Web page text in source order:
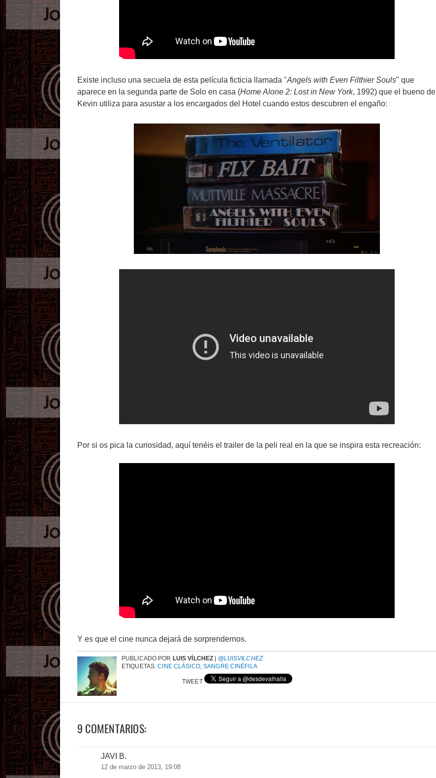
Existe incluso una secuela de esta película ficticia llamada "Angels with Even Filthier Souls" que
aparece en la segunda parte de Solo en casa (Home Alone 2: Lost in New York, 1992) que el bueno de
Kevin utiliza para asustar a los encargados del Hotel cuando estos descubren el engaño:
Por si os pica la curiosidad, aquí tenéis el trailer de la peli real en la que se inspira esta recreación:
Y es que el cine nunca dejará de sorprendernos.
PUBLICADO POR LUIS VÍLCHEZ
@LUISVILCHEZ
ETIQUETAS:CINE CLÁSICO,SANGRE CINÉFILA
TWEET
9 COMENTARIOS:
JAVI B.
12 de marzo de 2013, 19:08